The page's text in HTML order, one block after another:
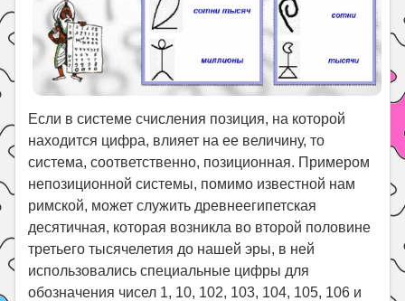
Если в системе счисления позиция, на которой
находится цифра, влияет на ее величину, то
система, соответственно, позиционная. Примером
непозиционной системы, помимо известной нам
римской, может служить древнеегипетская
десятичная, которая возникла во второй половине
третьего тысячелетия до нашей эры, в ней
использовались специальные цифры для
обозначения чисел 1, 10, 102, 103, 104, 105, 106 и